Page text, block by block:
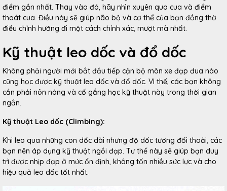
điểm gần nhất. Thay vào đó, hãy nhìn xuyên qua cua và điểm
thoát cua. Điều này sẽ giúp não bộ và cơ thể của bạn đồng thờ
điều chỉnh hướng đi một cách chính xác, mượt mà nhất.
Kỹ thuật leo dốc và đổ dốc
Không phải người mới bắt đầu tiếp cận bộ môn xe đạp đua nào
cũng học được kỹ thuật leo dốc và đổ dốc. Vì thế, các bạn không
cần phải nôn nóng và cố gắng học kỹ thuật này trong thời gian
ngắn.
Kỹ thuật Leo dốc (Climbing):
Khi leo qua những con dốc dài nhưng độ dốc tương đối thoải, các
bạn nên áp dụng kỹ thuật ngồi đạp. Tư thế này sẽ giúp bạn duy
trì được nhịp đạp ở mức ổn định, không tốn nhiều sức lực và cho
hiệu quả leo dốc tốt nhất.